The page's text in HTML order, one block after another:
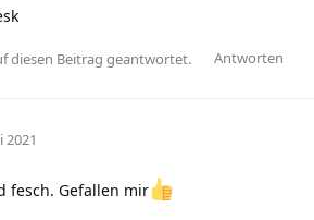
Antworten
diesen Beitrag geantwortet.
2021
fesch. Gefallen mir